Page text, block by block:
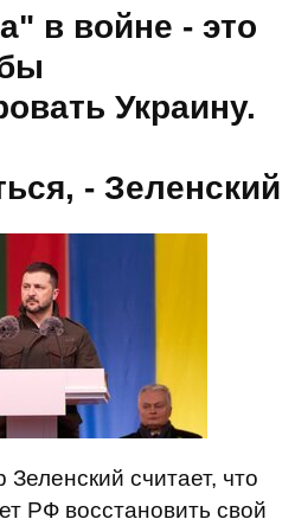
в войне - это
Украину.
- Зеленский
считает, что
РФ восстановить свой